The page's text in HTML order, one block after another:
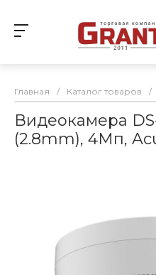
Главная / Каталог товаров /
Видеокамера
(2.8mm), 4Мп,